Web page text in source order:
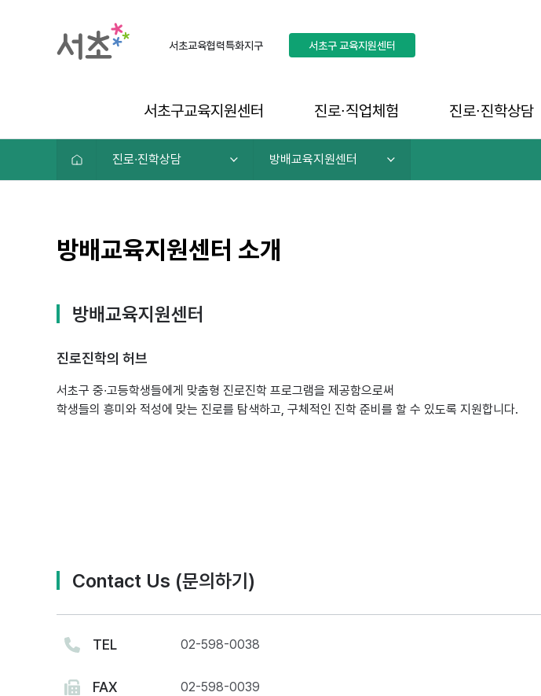
서초교육협력특화지구 서초구교육지원센터
서초구교육지원센터 진로∙직업체험 진로∙진학상담
진로∙진학상담 방배교육지원센터
방배교육지원센터 소개
방배교육지원센터
진로진학의 허브
서초구 중∙고등학생들에게 맞춤형 진로진학 프로그램을 제공함으로써
학생들의 흥미와 적성에 맞는 진로를 탐색하고, 구체적인 진학 준비를 할 수 있도록 지원합니다.
Contact Us (문의하기)
TEL 02-598-0038
FAX 02-598-0039